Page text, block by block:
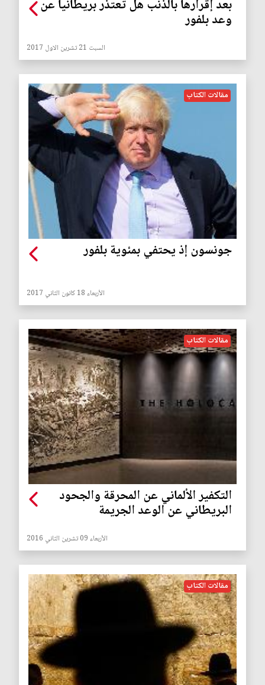
بعد إقرارها بالذنب هل تعتذر بريطانيا عن
وعد بلفور
السبت 21 تشرين الاول 2017
مقالات الكتاب
جونسون إذ يحتفي بمئوية بلفور
الأربعاء 18 كانون الثاني 2017
مقالات الكتاب
التكفير الألماني عن المحرقة والجحود
البريطاني عن الوعد الجريمة
الأربعاء 09 تشرين الثاني 2016
مقالات الكتاب